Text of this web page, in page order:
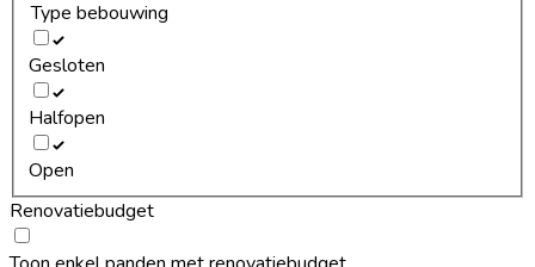
Type bebouwing
Gesloten
Halfopen
Open
Renovatiebudget